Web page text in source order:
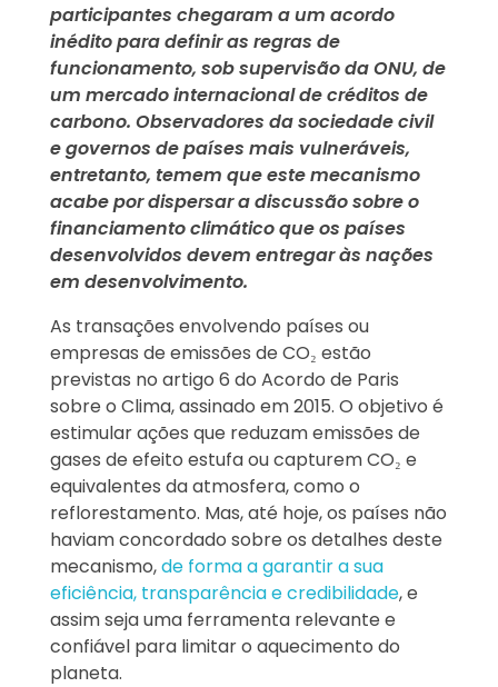
participantes chegaram a um acordo
inédito para definir as regras de
funcionamento, sob supervisão da ONU, de
um mercado internacional de créditos de
carbono. Observadores da sociedade civil
e governos de países mais vulneráveis,
entretanto, temem que este mecanismo
acabe por dispersar a discussão sobre o
financiamento climático que os países
desenvolvidos devem entregar às nações
em desenvolvimento.
As transações envolvendo países ou
empresas de emissões de CO₂ estão
previstas no artigo 6 do Acordo de Paris
sobre o Clima, assinado em 2015. O objetivo é
estimular ações que reduzam emissões de
gases de efeito estufa ou capturem CO₂ e
equivalentes da atmosfera, como o
reflorestamento. Mas, até hoje, os países não
haviam concordado sobre os detalhes deste
mecanismo,de forma a garantir a sua
eficiência, transparência e credibilidade, e
assim seja uma ferramenta relevante e
confiável para limitar o aquecimento do
planeta.